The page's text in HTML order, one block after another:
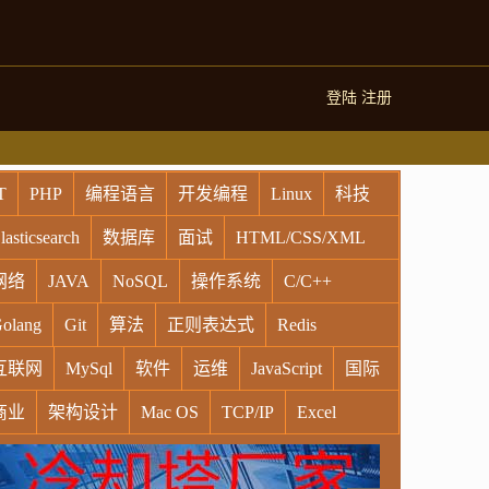
登陆 注册
PHP 编程语言 开发编程 Linux 科技
数据库 面试 HTML/CSS/XML
络 JAVA NoSQL 操作系统 C/C++
Git 算法 正则表达式 Redis
联网 MySql 软件 运维 JavaScript 国际
业 架构设计 Mac OS TCP/IP Excel
Oracle Socket VR Vim